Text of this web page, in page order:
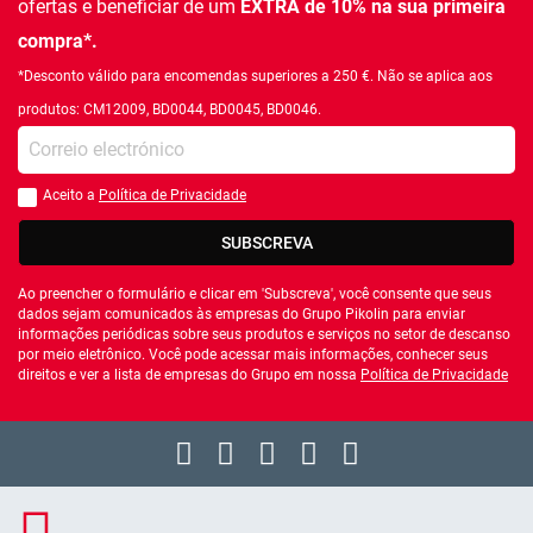
ofertas e beneficiar de um EXTRA de 10% na sua primeira
compra*.
*Desconto válido para encomendas superiores a 250 €. Não se aplica aos
produtos: CM12009, BD0044, BD0045, BD0046.
Introduza o seu email
Você deve aceitar a política de privacidade
Aceito a Política de Privacidade
SUBSCREVA
Ao preencher o formulário e clicar em 'Subscreva', você consente que seus
dados sejam comunicados às empresas do Grupo Pikolin para enviar
informações periódicas sobre seus produtos e serviços no setor de descanso
por meio eletrônico. Você pode acessar mais informações, conhecer seus
direitos e ver a lista de empresas do Grupo em nossa Política de Privacidade